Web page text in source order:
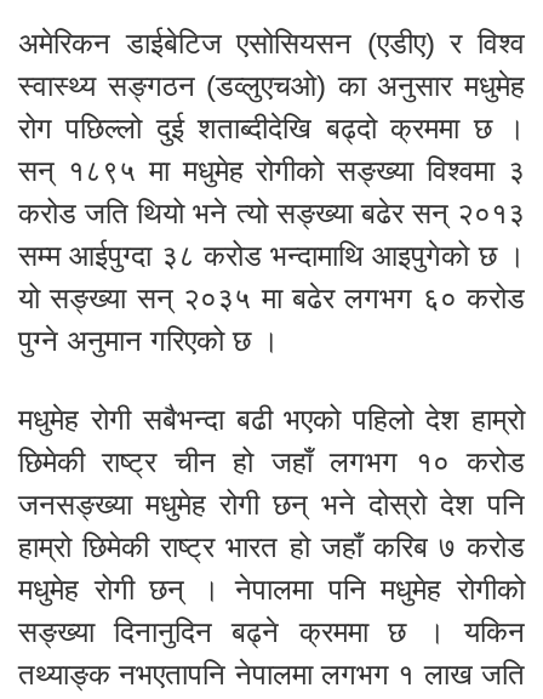
अमेरिकन डाईबेटिज एसोसियसन (एडीए) र विश्व
स्वास्थ्य सङ्गठन (डव्लुएचओ) का अनुसार मधुमेह
रोग पछिल्लो दुई शताब्दीदेखि बढ्दो क्रममा छ ।
सन् १८९५ मा मधुमेह रोगीको सङ्ख्या विश्वमा ३
करोड जति थियो भने त्यो सङ्ख्या बढेर सन् २०१३
सम्म आईपुग्दा ३८ करोड भन्दामाथि आइपुगेको छ ।
यो सङ्ख्या सन् २०३५ मा बढेर लगभग ६० करोड
पुग्ने अनुमान गरिएको छ ।
मधुमेह रोगी सबैभन्दा बढी भएको पहिलो देश हाम्रो
छिमेकी राष्ट्र चीन हो जहाँ लगभग १० करोड
जनसङ्ख्या मधुमेह रोगी छन् भने दोस्रो देश पनि
हाम्रो छिमेकी राष्ट्र भारत हो जहाँ करिब ७ करोड
मधुमेह रोगी छन् । नेपालमा पनि मधुमेह रोगीको
सङ्ख्या दिनानुदिन बढ्ने क्रममा छ । यकिन
तथ्याङ्क नभएतापनि नेपालमा लगभग १ लाख जति